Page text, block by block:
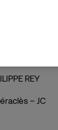
SEUIL
REY
– JC